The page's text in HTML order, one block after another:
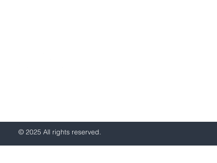
© 2025 All rights reserved.